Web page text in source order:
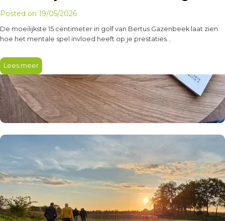
Posted on 19/05/2026
De moeilijkste 15 centimeter in golf van Bertus Gazenbeek laat zien
hoe het mentale spel invloed heeft op je prestaties…
Lees meer